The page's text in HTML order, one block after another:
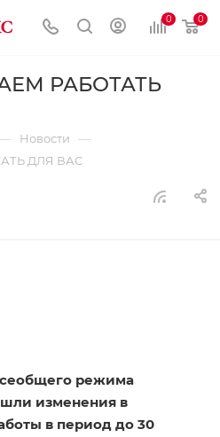
0 0
РАБОТАТЬ
Новости —
ДЛЯ ВАС
режима
изменения в
в период до 30